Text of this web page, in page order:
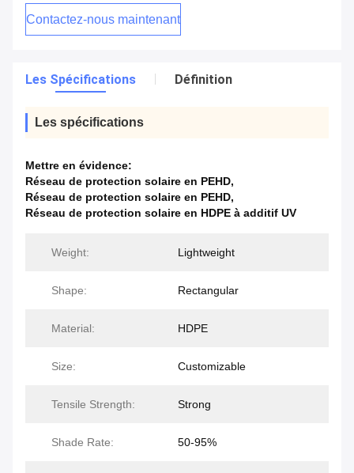
Contactez-nous maintenant
Les Spécifications Définition
Les spécifications
Mettre en évidence:
Réseau de protection solaire en PEHD,
Réseau de protection solaire en PEHD,
Réseau de protection solaire en HDPE à additif UV
Weight: Lightweight
Shape: Rectangular
Material: HDPE
Size: Customizable
Tensile Strength: Strong
Shade Rate: 50-95%